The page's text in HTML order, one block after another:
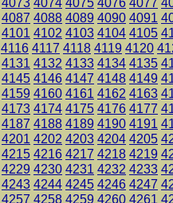
4087 4088 4089 4090 4091
4101 4102 4103 4104 4105
4116 4117 4118 4119 4120
4131 4132 4133 4134 4135
4145 4146 4147 4148 4149
4159 4160 4161 4162 4163
4173 4174 4175 4176 4177
4187 4188 4189 4190 4191
4201 4202 4203 4204 4205
4215 4216 4217 4218 4219
4229 4230 4231 4232 4233
4243 4244 4245 4246 4247
4257 4258 4259 4260 4261